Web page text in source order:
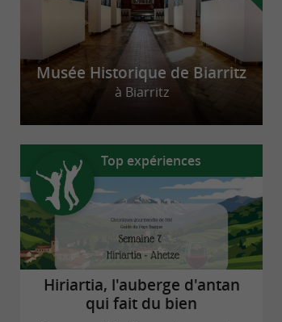
Musée Historique de Biarritz
à Biarritz
Top expériences
Hiriartia, l'auberge d'antan
qui fait du bien